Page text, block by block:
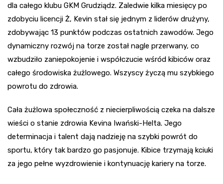
dla całego klubu GKM Grudziądz. Zaledwie kilka miesięcy po
zdobyciu licencji Ż, Kevin stał się jednym z liderów drużyny,
zdobywając 13 punktów podczas ostatnich zawodów. Jego
dynamiczny rozwój na torze został nagle przerwany, co
wzbudziło zaniepokojenie i współczucie wśród kibiców oraz
całego środowiska żużlowego. Wszyscy życzą mu szybkiego
powrotu do zdrowia.
Cała żużlowa społeczność z niecierpliwością czeka na dalsze
wieści o stanie zdrowia Kevina Iwański-Helta. Jego
determinacja i talent dają nadzieję na szybki powrót do
sportu, który tak bardzo go pasjonuje. Kibice trzymają kciuki
za jego pełne wyzdrowienie i kontynuację kariery na torze.